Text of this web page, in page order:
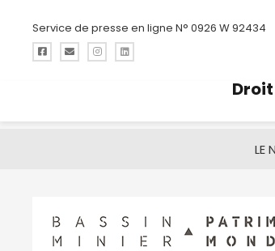
Service de presse en ligne N° 0926 W 92434
LE